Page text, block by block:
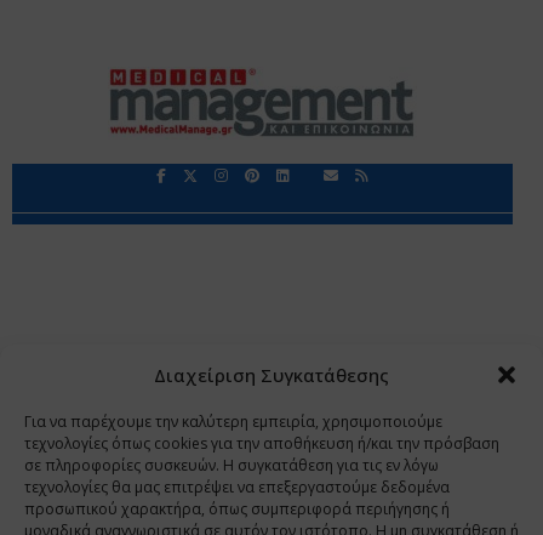
Διαχείριση Συγκατάθεσης
Για να παρέχουμε την καλύτερη εμπειρία, χρησιμοποιούμε
τεχνολογίες όπως cookies για την αποθήκευση ή/και την πρόσβαση
σε πληροφορίες συσκευών. Η συγκατάθεση για τις εν λόγω
τεχνολογίες θα μας επιτρέψει να επεξεργαστούμε δεδομένα
προσωπικού χαρακτήρα, όπως συμπεριφορά περιήγησης ή
μοναδικά αναγνωριστικά σε αυτόν τον ιστότοπο. Η μη συγκατάθεση ή
Copyright 2009 - 2026 © Χαραμή Α.Ε.
www.PharmaManage.gr • www.HealthExpo.gr • www.YO.gr